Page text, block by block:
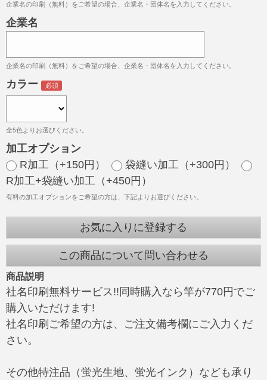
企業名の印刷（無料）をご希望の場合、企業名・団体名を入力してください。
企業名
企業名の印刷（無料）をご希望の場合、企業名・団体名を入力してください。
カラー
全5色よりお選びください。
加工オプション
R加工（+150円）
袋縫い加工（+300円）
R加工+袋縫い加工（+450円）
有料の加工オプションをご希望の方は、下記よりお選びください。
お気に入りに登録する
この商品について問い合わせる
商品説明
社名印刷無料サービス!!同時購入なら竿が770円でご
購入いただけます!
社名印刷ご希望の方は、ご注文備考欄にご入力くだ
さい。
その他特注品（蛍光生地、蛍光インク）なども承り